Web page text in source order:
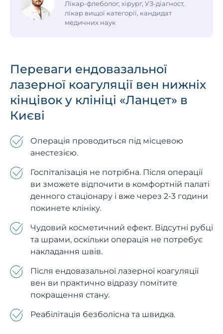
Лікар-флеболог, хірург, УЗ-діагност,
лікар вищої категорії, кандидат
медичних наук
Переваги ендовазальної
лазерної коагуляції вен нижніх
кінцівок у клініці «Ланцет» в
Києві
Операція проводиться під місцевою
анестезією.
Госпіталізація не потрібна. Після операції
ви зможете відпочити в комфортній палаті
денного стаціонару і вже через 2-3 години
покинете клініку.
Чудовий косметичний ефект. Відсутні рубці
та шрами, оскільки операція не потребує
накладання швів.
Після ендовазальної лазерної коагуляції
вен ви практично відразу помітите
покращення стану.
Реабілітація безболісна та швидка.